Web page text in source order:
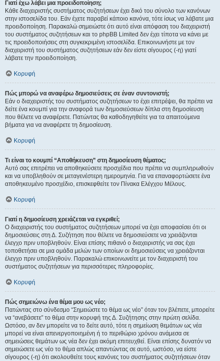
Γιατί έχω λάβει μια προειδοποίηση;
Κάθε διαχειριστής συστήματος συζητήσεων έχει δικό του σύνολο των κανόνων
στην ιστοσελίδα του. Εάν έχετε παραβεί κάποιο κανόνα, τότε ίσως να λάβατε μια
προειδοποίηση. Παρακαλώ σημειώστε ότι αυτό είναι απόφαση του διαχειριστή
του συστήματος συζητήσεων και το phpBB Limited δεν έχει τίποτα να κάνει με
τις προειδοποιήσεις στη συγκεκριμένη ιστοσελίδα. Επικοινωνήστε με τον
διαχειριστή του συστήματος συζητήσεων εάν δεν είστε σίγουρος (-η) γιατί
λάβατε την προειδοποίηση.
Κορυφή
Πώς μπορώ να αναφέρω δημοσιεύσεις σε έναν συντονιστή;
Εάν ο διαχειριστής του συστήματος συζητήσεων το έχει επιτρέψει, θα πρέπει να
δείτε ένα κουμπί για την αναφορά των δημοσιεύσεων δίπλα στη δημοσίευση
που θέλετε να αναφέρετε. Πατώντας θα καθοδηγηθείτε για τα απαιτούμενα
βήματα για να αναφέρετε τη δημοσίευση.
Κορυφή
Τι είναι το κουμπί “Αποθήκευση” στη δημοσίευση θέματος;
Αυτό σας επιτρέπει να αποθηκεύσετε προσχέδια που πρέπει να συμπληρωθούν
και να υποβληθούν σε μεταγενέστερη ημερομηνία. Για να επαναφορτώσετε ένα
αποθηκευμένο προσχέδιο, επισκεφθείτε τον Πίνακα Ελέγχου Μέλους.
Κορυφή
Γιατί η δημοσίευση χρειάζεται να εγκριθεί;
Ο διαχειριστής του συστήματος συζητήσεων μπορεί να έχει αποφασίσει ότι οι
δημοσιεύσεις στη Δ. Συζήτηση που θέλετε να δημοσιεύσετε να χρειάζονται
έλεγχο πριν υποβληθούν. Είναι επίσης πιθανό ο διαχειριστής να σας έχει
τοποθετήσει σε μια ομάδα μελών των οποίων οι δημοσιεύσεις να χρειάζονται
έλεγχο πριν υποβληθούν. Παρακαλώ επικοινωνείτε με τον διαχειριστή του
συστήματος συζητήσεων για περισσότερες πληροφορίες.
Κορυφή
Πώς σημειώνω ένα θέμα μου ως νέο;
Πατώντας στο σύνδεσμο “Σημειώστε το θέμα ως νέο” όταν τον βλέπετε, μπορείτε
να “ανεβάσετε” το θέμα στην κορυφή της Δ. Συζήτησης στην πρώτη σελίδα.
Ωστόσο, αν δεν μπορείτε να το δείτε αυτό, τότε η σημείωση θεμάτων ως νέα
μπορεί να είναι απενεργοποιημένη ή το περιθώριο χρόνου ανάμεσα σε
σημειώσεις θεμάτων ως νέα δεν έχει ακόμη επιτευχθεί. Είναι επίσης δυνατόν να
σημειώσετε ως νέο το θέμα απλώς απαντώντας σε αυτό, ωστόσο, να είστε
σίγουρος (-η) ότι ακολουθείτε τους κανόνες του συστήματος συζητήσεων όταν